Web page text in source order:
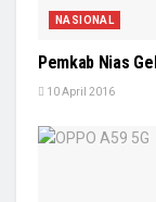
NASIONAL
Pemkab Nias
10 April 2016